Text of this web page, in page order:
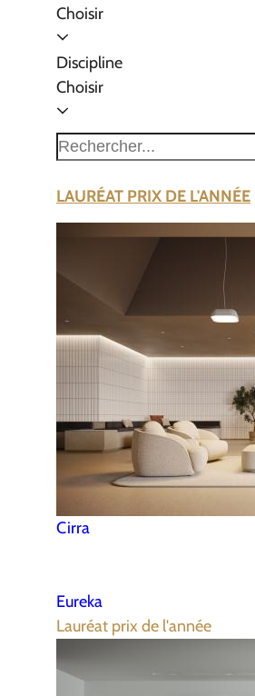
Choisir
Discipline
Choisir
LAURÉAT PRIX DE L'ANNÉE
Cirra
Eureka
Lauréat prix de l'année